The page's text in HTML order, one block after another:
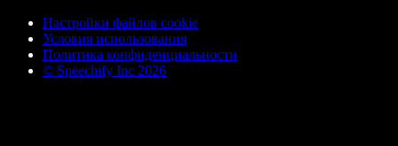
Настройки файлов cookie
Условия использования
Политика конфиденциальности
© Speechify Inc 2026